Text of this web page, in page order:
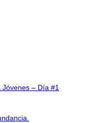
Jóvenes – Día #1